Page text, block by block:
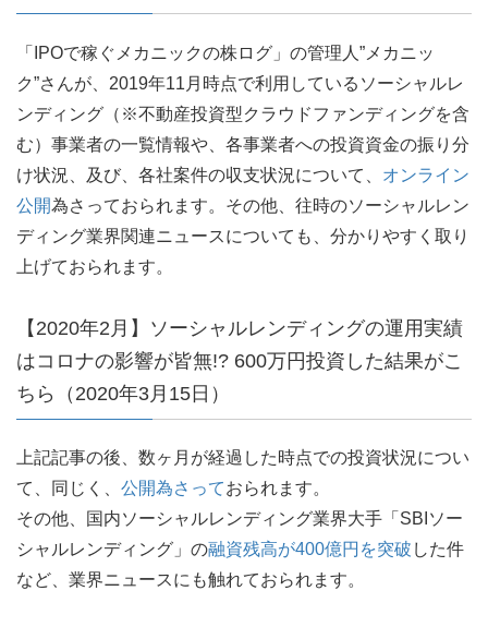
「IPOで稼ぐメカニックの株ログ」の管理人”メカニッ
ク”さんが、2019年11月時点で利用しているソーシャルレ
ンディング（※不動産投資型クラウドファンディングを含
む）事業者の一覧情報や、各事業者への投資資金の振り分
け状況、及び、各社案件の収支状況について、 オンライン
公開為さっておられます。その他、往時のソーシャルレン
ディング業界関連ニュースについても、分かりやすく取り
上げておられます。
【2020年2月】ソーシャルレンディングの運用実績
はコロナの影響が皆無!? 600万円投資した結果がこ
ちら（2020年3月15日）
上記記事の後、数ヶ月が経過した時点での投資状況につい
て、同じく、 公開為さっておられます。
その他、国内ソーシャルレンディング業界大手「SBIソー
シャルレンディング」の融資残高が400億円を突破 した件
など、業界ニュースにも触れておられます。